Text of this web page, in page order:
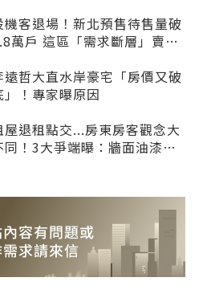
機客退場！新北預售待售量破
萬戶 這區「需求斷層」賣壓
遠哲大直水岸豪宅「房價又破
」！專家曝原因
屋退租點交...房東房客觀念大
同！3大爭端曝：牆面油漆、